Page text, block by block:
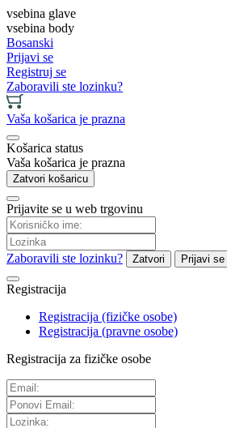
vsebina glave
vsebina body
Bosanski
Prijavi se
Registruj se
Zaboravili ste lozinku?
Vaša košarica je prazna
Košarica status
Vaša košarica je prazna
Zatvori košaricu
Prijavite se u web trgovinu
Zaboravili ste lozinku? Zatvori Prijavi se
Registracija
Registracija (fizičke osobe)
Registracija (pravne osobe)
Registracija za fizičke osobe